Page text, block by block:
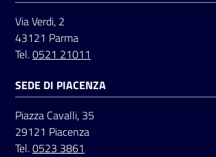
Via Verdi, 2
43121 Parma
Tel.0521 21011
SEDE DI PIACENZA
Piazza Cavalli, 35
29121 Piacenza
Tel.0523 3861